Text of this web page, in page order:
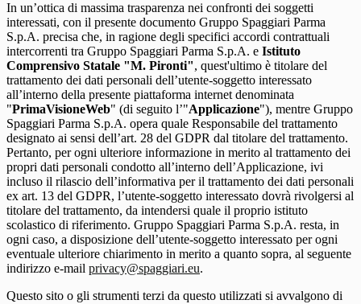
In un’ottica di massima trasparenza nei confronti dei soggetti
interessati, con il presente documento Gruppo Spaggiari Parma
S.p.A. precisa che, in ragione degli specifici accordi contrattuali
intercorrenti tra Gruppo Spaggiari Parma S.p.A. e Istituto
Comprensivo Statale "M. Pironti", quest'ultimo è titolare del
trattamento dei dati personali dell’utente-soggetto interessato
all’interno della presente piattaforma internet denominata
"PrimaVisioneWeb" (di seguito l’"Applicazione"), mentre Gruppo
Spaggiari Parma S.p.A. opera quale Responsabile del trattamento
designato ai sensi dell’art. 28 del GDPR dal titolare del trattamento.
Pertanto, per ogni ulteriore informazione in merito al trattamento dei
propri dati personali condotto all’interno dell’Applicazione, ivi
incluso il rilascio dell’informativa per il trattamento dei dati personali
ex art. 13 del GDPR, l’utente-soggetto interessato dovrà rivolgersi al
titolare del trattamento, da intendersi quale il proprio istituto
scolastico di riferimento. Gruppo Spaggiari Parma S.p.A. resta, in
ogni caso, a disposizione dell’utente-soggetto interessato per ogni
eventuale ulteriore chiarimento in merito a quanto sopra, al seguente
indirizzo e-mail privacy@spaggiari.eu.
Questo sito o gli strumenti terzi da questo utilizzati si avvalgono di